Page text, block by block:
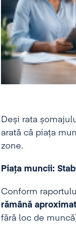
Deși rata
arată că piața
zone.
Piața muncii:
Conform
rămână
fără loc de